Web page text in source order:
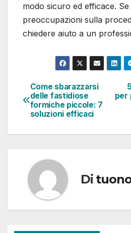
modo sicuro ed efficace.
preoccupazioni sulla
chiedere aiuto a un
Navigazione
articoli
per
Come sbarazzarsi
delle fastidiose
formiche piccole: 7
soluzioni efficaci
Di